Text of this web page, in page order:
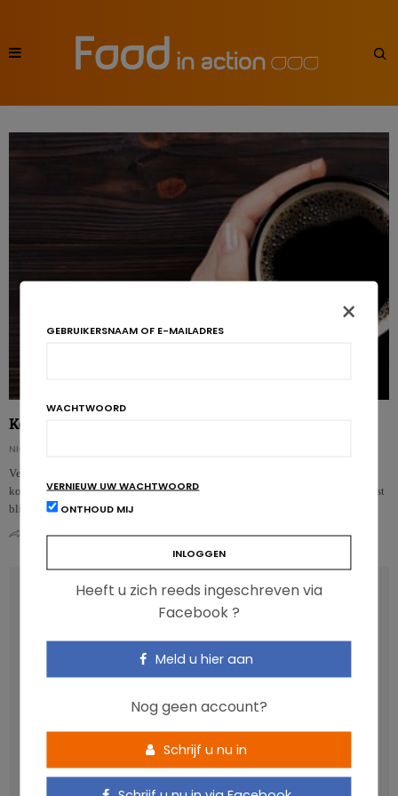
Koffie en Parkinson: de invloed van cafeïne en metabolieten
NICOLAS GUGGENBÜHL
Verschillende onderzoeken wezen al op een omgekeerd verband tussen
koffieconsumptie en het risico op de ziekte van Parkinson. Maar voor het eerst
blijkt nu …
0
RECENT POSTS
Anthocyanen: gunstig voor de cardiometabole
Een gezonde darmmicrobiota is goed, maar wat is dat
eigenlijk?
Vis, verontreinigende stoffen en omega-3: wat zijn de
aanbevelingen?
×
GEBRUIKERSNAAM OF E-MAILADRES
WACHTWOORD
VERNIEUW UW WACHTWOORD
ONTHOUD MIJ
Heeft u zich reeds ingeschreven via
Facebook ?
Meld u hier aan
Nog geen account?
Schrijf u nu in